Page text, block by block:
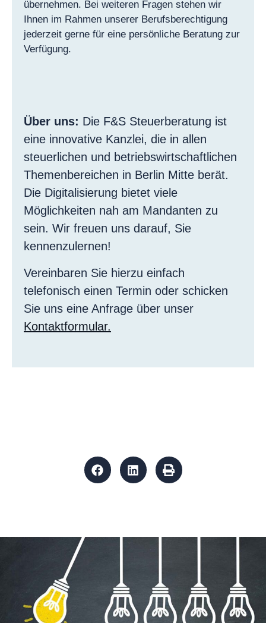
übernehmen. Bei weiteren Fragen stehen wir
Ihnen im Rahmen unserer Berufsberechtigung
jederzeit gerne für eine persönliche Beratung zur
Verfügung.
Über uns: Die F&S Steuerberatung ist
eine innovative Kanzlei, die in allen
steuerlichen und betriebswirtschaftlichen
Themenbereichen in Berlin Mitte berät.
Die Digitalisierung bietet viele
Möglichkeiten nah am Mandanten zu
sein. Wir freuen uns darauf, Sie
kennenzulernen!
Vereinbaren Sie hierzu einfach
telefonisch einen Termin oder schicken
Sie uns eine Anfrage über unser
Kontaktformular.